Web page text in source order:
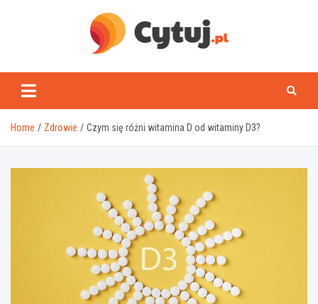
www.cytuj.pl
Home Zdrowie Czym się różni witamina D od witaminy D3?